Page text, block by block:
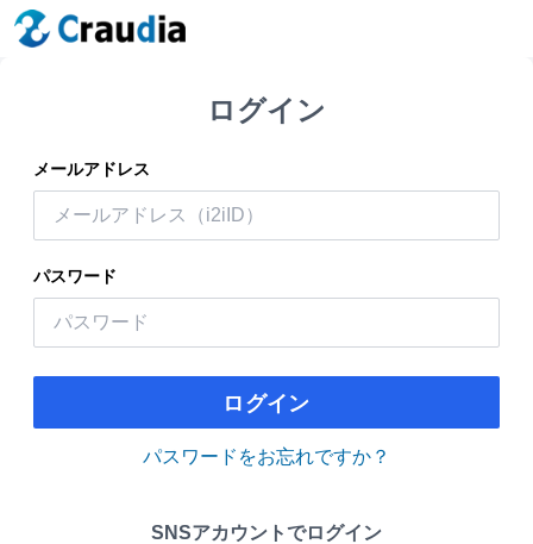
ログイン
メールアドレス
パスワード
ログイン
パスワードをお忘れですか？
SNSアカウントでログイン